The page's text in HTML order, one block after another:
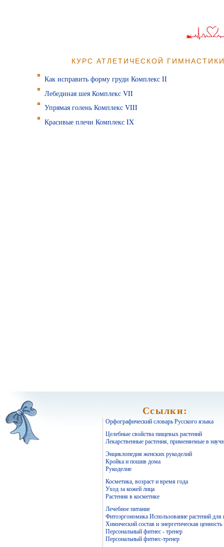
КУРС АТЛЕТИЧЕСКОЙ
Как исправить форму груди Комплекс II
Лебединая шея Комплекс VII
Упрямая голень Комплекс VIII
Красивые плечи Комплекс IX
Ссылки:
Орфографический словарь Русского языка
Целебные свойства пищевых растений
Лекарственные растения, применяемые в
Энциклопедия женских рукоделий
Кройка и пошив дома
Рукоделие
Косметика, возраст и время года
Уход за кожей лица
Растения в косметике
Лечебное питание
Фитоэргономика Использование растений
Химический состав и энергетическая
Персональный фитнес - тренер
Персональный фитнес-тренер